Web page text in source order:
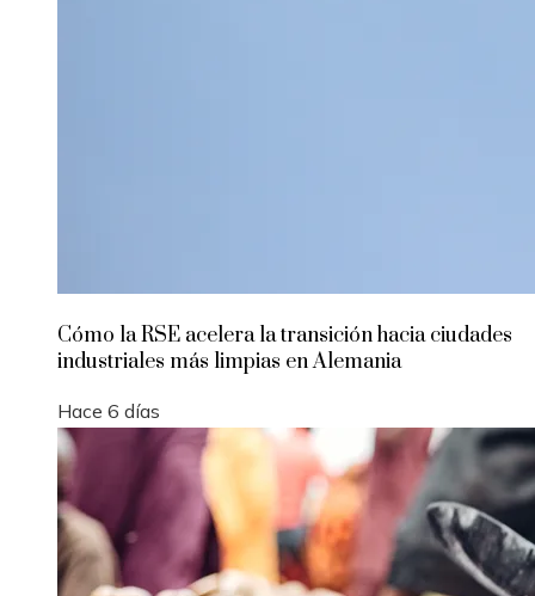
Cómo la RSE acelera la transición hacia ciudades
industriales más limpias en Alemania
Hace 6 días